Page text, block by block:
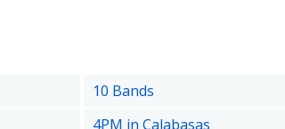
10 Bands
4PM in Calabasas